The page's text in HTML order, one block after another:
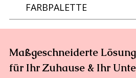
FARBPALETTE
Maßgeschneiderte
für Ihr Zuhause & Ihr